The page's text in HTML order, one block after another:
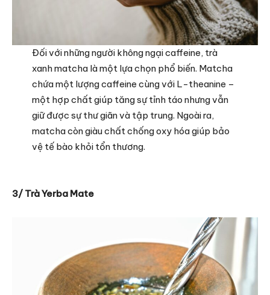
Đối với những người không ngại caffeine, trà
xanh matcha là một lựa chọn phổ biến. Matcha
chứa một lượng caffeine cùng với L-theanine –
một hợp chất giúp tăng sự tỉnh táo nhưng vẫn
giữ được sự thư giãn và tập trung. Ngoài ra,
matcha còn giàu chất chống oxy hóa giúp bảo
vệ tế bào khỏi tổn thương.
3/ Trà Yerba Mate